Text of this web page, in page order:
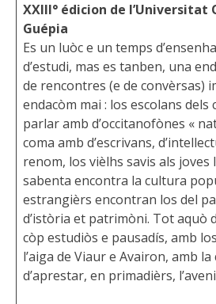
XXIII° édicion de l’Universitat
Guépia
Es un luòc e un temps
d’estudi, mas es tanben, una
de rencontres (e de convèrsas)
endacòm mai : los escolans dels
parlar amb d’occitanofònes «
coma amb d’escrivans,
renom, los vièlhs savis als joves
sabenta encontra la cultura
estrangièrs encontran los del
d’istòria et patrimòni. Tot aquò
còp estudiòs e pausadís, amb
l’aiga de Viaur e Avairon, amb la
d’aprestar, en primadièrs,